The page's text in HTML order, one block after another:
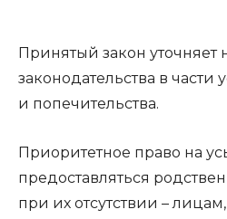
Принятый закон
законодательства в
и попечительства.
Приоритетное право на
предоставляться
при их отсутствии –